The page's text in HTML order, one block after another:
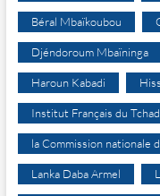
Béral Mbaïkoubou
Djéndoroum Mbaïninga
Haroun Kabadi
Institut Français du Tchad
la Commission nationale
Lanka Daba Armel